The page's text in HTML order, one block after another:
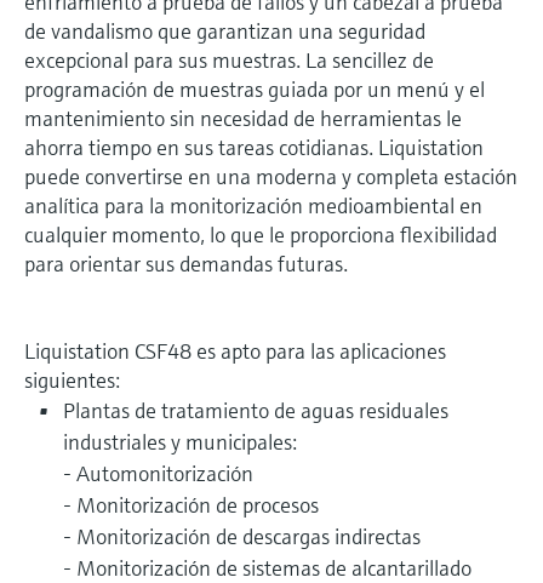
de vandalismo que garantizan una seguridad
excepcional para sus muestras. La sencillez de
programación de muestras guiada por un menú y el
mantenimiento sin necesidad de herramientas le
ahorra tiempo en sus tareas cotidianas. Liquistation
puede convertirse en una moderna y completa estación
analítica para la monitorización medioambiental en
cualquier momento, lo que le proporciona flexibilidad
para orientar sus demandas futuras.
Liquistation CSF48 es apto para las aplicaciones
siguientes:
Plantas de tratamiento de aguas residuales
industriales y municipales:
- Automonitorización
- Monitorización de procesos
- Monitorización de descargas indirectas
- Monitorización de sistemas de alcantarillado